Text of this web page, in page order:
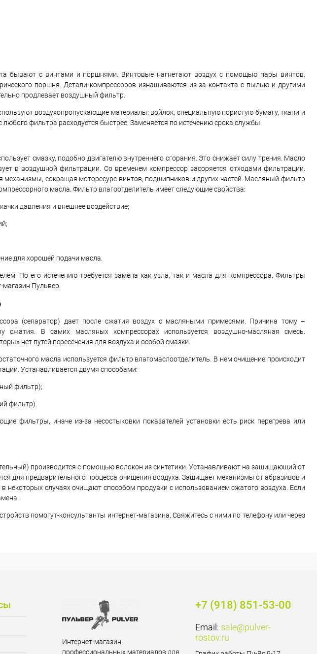
бывают с винтами и поршнями. Винтовые нагнетают воздух с помощью пары винтов.
поршня. Детали компрессоров изнашиваются из-за контакта с пылью и другими
продлевает воздушный фильтр.
воздухопропускающие материалы: войлок, специальную пористую бумагу, ткани и
фильтра расходуется быстрее. Заменяется по истечению срока службы.
смазку, подобно двигателю внутреннего сгорания. Это снижает силу трения. Масло
в воздушной фильтрации. Со временем компрессор засоряется отходами фильтрации.
механизмы, сокращая моторесурс винтов, подшипников и других частей. Масляный фильтр
масла. Фильтр влагоотделитель имеет следующие свойства:
давления и внешнее воздействие;
для хорошей подачи масла.
По его истечению требуется замена как узла, так и масла для компрессора. Фильтры
магазин Пульвер.
(сепаратор) дает после сжатия воздух с масляными примесями. Причина тому –
сжатия. В самих масляных компрессорах используется воздушно-масляная смесь.
нет путей пересечения для воздуха и особой смазки.
масла используется фильтр влагомаслоотделитель. В нем очищение происходит
Устанавливается двумя способами:
фильтр);
фильтр).
фильтры, иначе из-за несостыковки показателей установки есть риск перегрева или
производится с помощью волокон из синтетики. Устанавливают на защищающий от
для предварительного процесса очищения воздуха. Защищает механизмы от абразивов и
некоторых случаях очищают способом продувки с использованием сжатого воздуха. Если
помогут-консультанты интернет-магазина. Свяжитесь с ними по телефону или через
Интернет-магазин
профессиональных материалов для
+7 (918) 851-53-00
Email: sale@pulver-
rostov.ru